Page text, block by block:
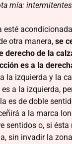
mía:
esté
otra manera,se
derecho de la
es a la
la izquierda y la
a la izquierda,
es de doble
a la marca
sentidos o, si ésta
sin invadir la